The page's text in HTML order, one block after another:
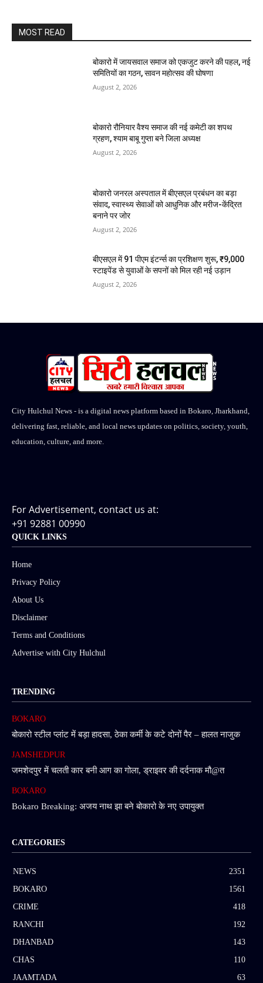
MOST READ
बोकारो में जायसवाल समाज को एकजुट करने की पहल, नई
समितियों का गठन, सावन महोत्सव की घोषणा
August 2, 2026
बोकारो रौनियार वैश्य समाज की नई कमेटी का शपथ
ग्रहण, श्याम बाबू गुप्ता बने जिला अध्यक्ष
August 2, 2026
बोकारो जनरल अस्पताल में बीएसएल प्रबंधन का बड़ा
संवाद, स्वास्थ्य सेवाओं को आधुनिक और मरीज-केंद्रित
बनाने पर जोर
August 2, 2026
बीएसएल में 91 पीएम इंटर्न्स का प्रशिक्षण शुरू, ₹9,000
स्टाइपेंड से युवाओं के सपनों को मिल रही नई उड़ान
August 2, 2026
City Hulchul News - is a digital news platform based in Bokaro, Jharkhand,
delivering fast, reliable, and local news updates on politics, society, youth,
education, culture, and more.
For Advertisement, contact us at:
+91 92881 00990
QUICK LINKS
Home
Privacy Policy
About Us
Disclaimer
Terms and Conditions
Advertise with City Hulchul
TRENDING
BOKARO
बोकारो स्टील प्लांट में बड़ा हादसा, ठेका कर्मी के कटे दोनों पैर – हालत नाजुक
JAMSHEDPUR
जमशेदपुर में चलती कार बनी आग का गोला, ड्राइवर की दर्दनाक मौ@त
BOKARO
Bokaro Breaking: अजय नाथ झा बने बोकारो के नए उपायुक्त
CATEGORIES
NEWS
2351
BOKARO
1561
CRIME
418
RANCHI
192
DHANBAD
143
CHAS
110
JAAMTADA
63